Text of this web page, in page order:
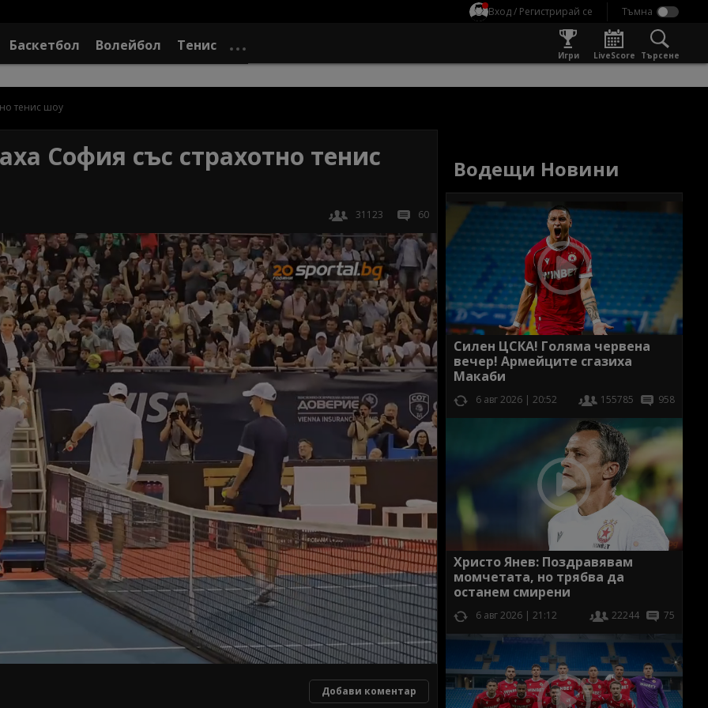
Вход / Регистрирай се
Баскетбол Волейбол Тенис
Игри LiveScore Търсене
тенис шоу
София със страхотно тенис
31123 60
Добави коментар
Водещи Новини
Силен ЦСКА! Голяма червена
вечер! Армейците сгазиха
Макаби
6 авг 2026 | 20:52 155785 958
Христо Янев: Поздравявам
момчетата, но трябва да
останем смирени
6 авг 2026 | 21:12 22244 75